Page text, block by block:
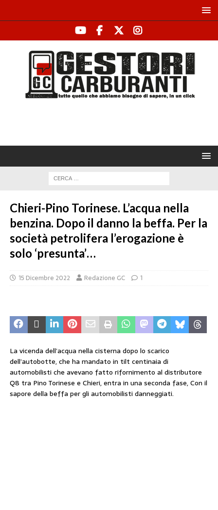
Chieri-Pino Torinese. L’acqua nella
benzina. Dopo il danno la beffa. Per la
società petrolifera l’erogazione è
solo ‘presunta’…
15 Dicembre 2022 Redazione GC 1
La vicenda dell’acqua nella cisterna dopo lo scarico
dell’autobotte, che ha mandato in tilt centinaia di
automobilisti che avevano fatto rifornimento al distributore
Q8 tra Pino Torinese e Chieri, entra in una seconda fase, Con il
sapore della beffa per gli automobilisti danneggiati.